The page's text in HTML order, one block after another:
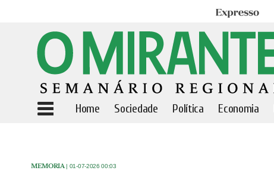
Expresso
Home Sociedade Política Economia
MEMORIA | 01-07-2026 00:03